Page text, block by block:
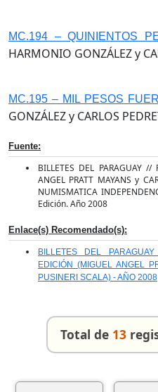
MC.194 – QUINIENTOS
HARMONIO GONZÁLEZ y
MC.195 – MIL PESOS
GONZÁLEZ y CARLOS
Fuente:
BILLETES DEL PARAGUAY //
ANGEL PRATT MAYANS y
NUMISMATICA
Edición. Año 2008
Enlace(s) Recomendado(s):
BILLETES DEL
EDICIÓN (MIGUEL ANGEL
PUSINERI SCALA) - AÑO 2008
Total de 13